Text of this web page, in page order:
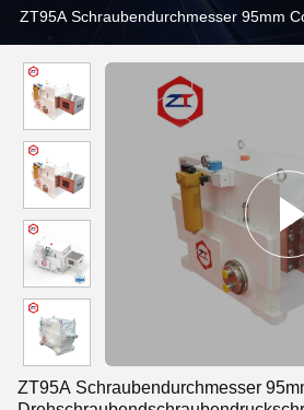
ZT95A Schraubendurchmesser 95mm
Kontinuierliche Elektrode
ZT95A Schraubendurchmesser